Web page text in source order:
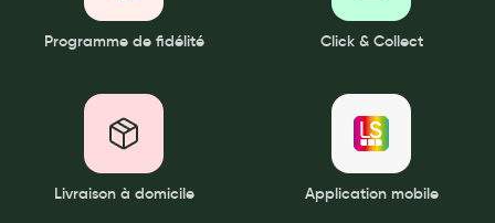
Les promotions
Programme de fidélité Click & Collect
Livraison à domicile Application mobile